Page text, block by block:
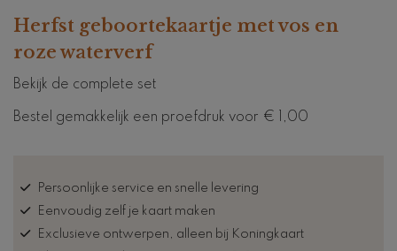
Herfst geboortekaartje met vos en
roze waterverf
Bekijk de complete set
Bestel gemakkelijk een proefdruk voor € 1,00
Persoonlijke service en snelle levering
Eenvoudig zelf je kaart maken
Exclusieve ontwerpen, alleen bij Koningkaart